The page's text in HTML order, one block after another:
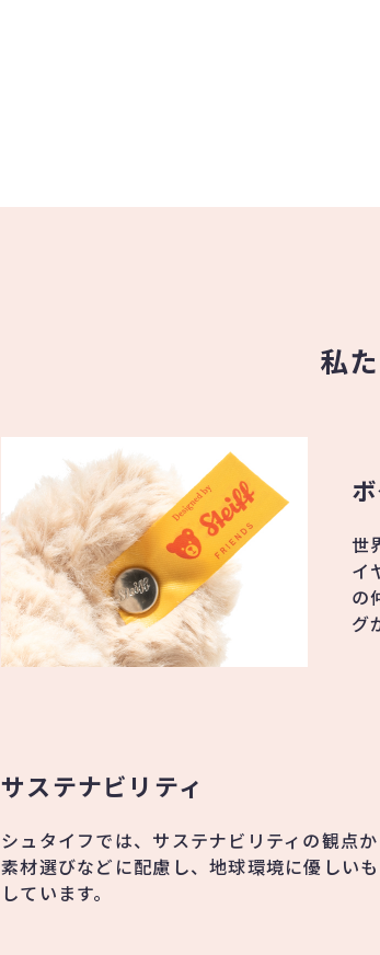
私
世
イ
の
グ
サステナビリティ
シュタイフでは、サステナビリティの観点
素材選びなどに配慮し、地球環境に優しい
しています。